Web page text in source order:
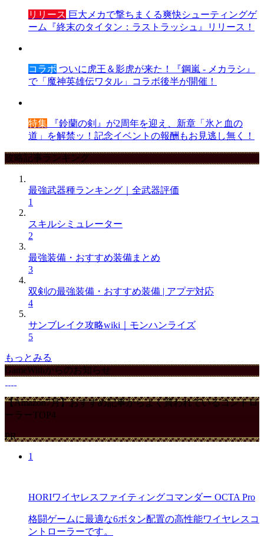
リリース 巨大メカで撃ちまくる爽快シューティングゲ
ーム『終末のタイタン：ラストラッシュ』リリース！
コラボ ついに虎王＆影虎が来た！『鋼嵐 - メカラシ』
で「魔神英雄伝ワタル」コラボ後半が開催！
特集 『鈴蘭の剣』が2周年を迎え、新章「氷と血の
道」を解禁ッ！記念イベントの報酬もお見逃し無く！
攻略記事ランキング
最強武器種ランキング｜全武器評価
1
スキルシミュレーター
2
最強装備・おすすめ装備まとめ
3
双剣の最強装備・おすすめ装備 | アプデ対応
4
サンブレイク攻略wiki｜モンハンライズ
5
もっとみる
GameWithからのお知らせ
【Amazon7月】おすすめ記事からよく買われているコントロ
ーラーTOP4
PR
1
HORIワイヤレスファイティングコマンダー OCTA Pro
格闘ゲームに最適な6ボタン配置の高性能ワイヤレスコ
ントローラーです。